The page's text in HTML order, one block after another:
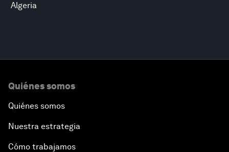
Algeria
Quiénes somos
Quiénes somos
Nuestra estrategia
Cómo trabajamos